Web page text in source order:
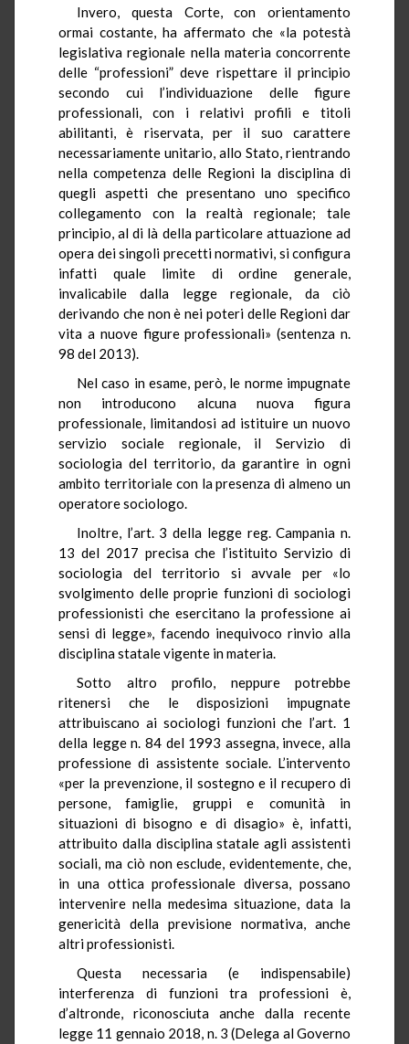
Invero, questa Corte, con orientamento
ormai costante, ha affermato che «la potestà
legislativa regionale nella materia concorrente
delle “professioni” deve rispettare il principio
secondo cui l’individuazione delle figure
professionali, con i relativi profili e titoli
abilitanti, è riservata, per il suo carattere
necessariamente unitario, allo Stato, rientrando
nella competenza delle Regioni la disciplina di
quegli aspetti che presentano uno specifico
collegamento con la realtà regionale; tale
principio, al di là della particolare attuazione ad
opera dei singoli precetti normativi, si configura
infatti quale limite di ordine generale,
invalicabile dalla legge regionale, da ciò
derivando che non è nei poteri delle Regioni dar
vita a nuove figure professionali» (sentenza n.
98 del 2013).
Nel caso in esame, però, le norme impugnate
non introducono alcuna nuova figura
professionale, limitandosi ad istituire un nuovo
servizio sociale regionale, il Servizio di
sociologia del territorio, da garantire in ogni
ambito territoriale con la presenza di almeno un
operatore sociologo.
Inoltre, l’art. 3 della legge reg. Campania n.
13 del 2017 precisa che l’istituito Servizio di
sociologia del territorio si avvale per «lo
svolgimento delle proprie funzioni di sociologi
professionisti che esercitano la professione ai
sensi di legge», facendo inequivoco rinvio alla
disciplina statale vigente in materia.
Sotto altro profilo, neppure potrebbe
ritenersi che le disposizioni impugnate
attribuiscano ai sociologi funzioni che l’art. 1
della legge n. 84 del 1993 assegna, invece, alla
professione di assistente sociale. L’intervento
«per la prevenzione, il sostegno e il recupero di
persone, famiglie, gruppi e comunità in
situazioni di bisogno e di disagio» è, infatti,
attribuito dalla disciplina statale agli assistenti
sociali, ma ciò non esclude, evidentemente, che,
in una ottica professionale diversa, possano
intervenire nella medesima situazione, data la
genericità della previsione normativa, anche
altri professionisti.
Questa necessaria (e indispensabile)
interferenza di funzioni tra professioni è,
d’altronde, riconosciuta anche dalla recente
legge 11 gennaio 2018, n. 3 (Delega al Governo